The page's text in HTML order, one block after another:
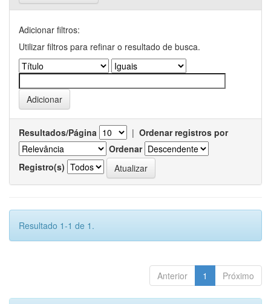
Adicionar filtros:
Utilizar filtros para refinar o resultado de busca.
Resultados/Página | Ordenar registros por
Ordenar
Registro(s)
Resultado 1-1 de 1.
Anterior 1 Próximo